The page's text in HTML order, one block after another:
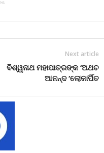
Next article
ବିଶ୍ୱନାଥ ମହାପାତ୍ରଙ୍କ ‘ଅଥଚ
ଆନନ୍ଦ ‘ଲୋକାର୍ପିତ